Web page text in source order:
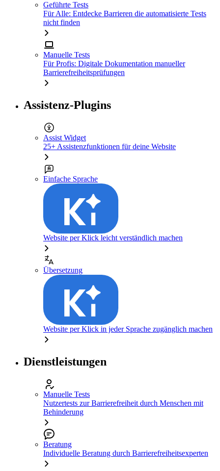
Geführte Tests
Für Alle: Entdecke Barrieren die automatisierte Tests
nicht finden
Manuelle Tests
Für Profis: Digitale Dokumentation manueller
Barrierefreiheitsprüfungen
Assistenz-Plugins
Assist Widget
25+ Assistenzfunktionen für deine Website
Einfache Sprache
Website per Klick leicht verständlich machen
Übersetzung
Website per Klick in jeder Sprache zugänglich machen
Dienstleistungen
Manuelle Tests
Nutzertests zur Barrierefreiheit durch Menschen mit
Behinderung
Beratung
Individuelle Beratung durch Barrierefreiheitsexperten